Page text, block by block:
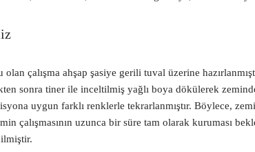
çalışma ahşap şasiye gerili tuval üzerine
sonra tiner ile inceltilmiş yağlı boya dökülerek
uygun farklı renklerle tekrarlanmıştır. Böylece,
çalışmasının uzunca bir süre tam olarak kuruması